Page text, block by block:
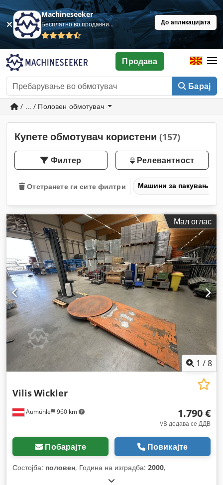
Machineseeker
Бесплатно во продавница До апликацијата
Барај
Продава
/ ... / Половен обмотувач
Купете обмотувач користени (157)
Филтер Релевантност
Отстранете ги сите филтри Машини за пакување
Мал оглас
1 /8
Aumühle 960 km
VilisWickler
1.790 €
VB додава се ДДВ
Побарајте Повикајте
Состојба: половен, Година на изградба: 2000,